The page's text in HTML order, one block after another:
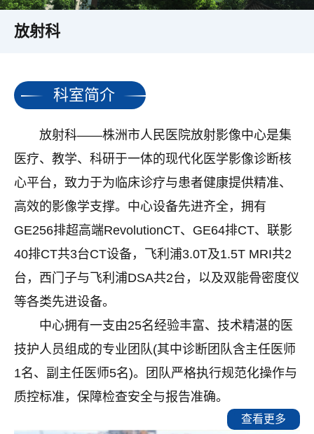
放射科
科室简介
放射科——株洲市人民医院放射影像中心是集
医疗、教学、科研于一体的现代化医学影像诊断核
心平台，致力于为临床诊疗与患者健康提供精准、
高效的影像学支撑。中心设备先进齐全，拥有
GE256排超高端RevolutionCT、 GE64排CT、联影
40排CT共3台CT设备，飞利浦3.0T及1.5T MRI共2
台，西门子与飞利浦DSA共2台，以及双能骨密度仪
等各类先进设备。
中心拥有一支由25名经验丰富、技术精湛的医
技护人员组成的专业团队(其中诊断团队含主任医师
1名、副主任医师5名)。团队严格执行规范化操作与
质控标准，保障检查安全与报告准确。
查看更多